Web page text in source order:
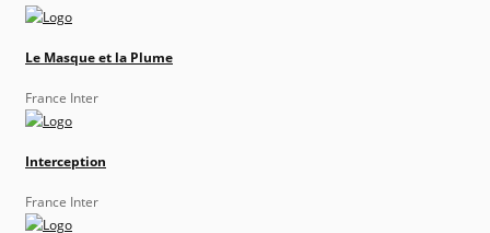
Le Masque et la Plume
France Inter
Interception
France Inter